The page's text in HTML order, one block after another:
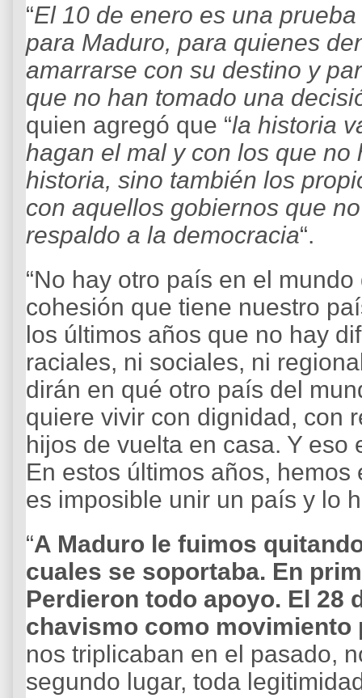
“El 10 de enero es una
para Maduro, para quienes
amarrarse con su destino y
que no han tomado una
quien agregó que “la historia
hagan el mal y con los que
historia, sino también los
con aquellos gobiernos que
respaldo a la democracia“.
“No hay otro país en el
cohesión que tiene nuestro
los últimos años que no hay
raciales, ni sociales, ni
dirán en qué otro país del
quiere vivir con dignidad, con
hijos de vuelta en casa. Y
En estos últimos años,
es imposible unir un país y lo
“A Maduro le fuimos
cuales se soportaba. En
Perdieron todo apoyo. El 28
chavismo como movimiento
nos triplicaban en el pasado,
segundo lugar, toda